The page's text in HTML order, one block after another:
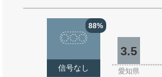
88%
信号なし
3.5
愛知県